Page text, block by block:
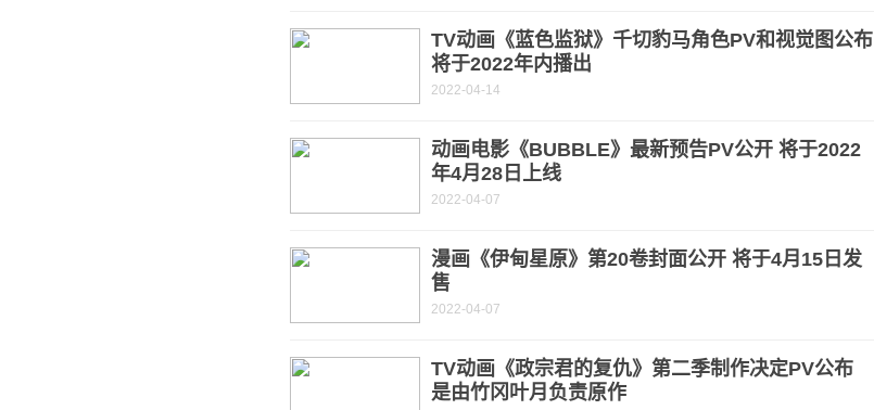
TV动画《蓝色监狱》千切豹马角色PV和视觉图公布
将于2022年内播出
2022-04-14
动画电影《BUBBLE》最新预告PV公开 将于2022
年4月28日上线
2022-04-07
漫画《伊甸星原》第20卷封面公开 将于4月15日发
售
2022-04-07
TV动画《政宗君的复仇》第二季制作决定PV公布
是由竹冈叶月负责原作